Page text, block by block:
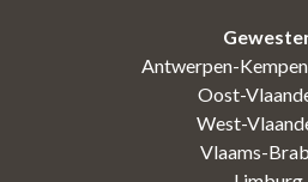
Antwerpen-
Oost-
West-
Vlaams-